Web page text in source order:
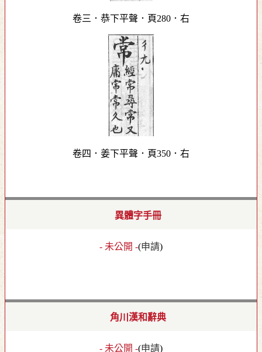
卷三．恭下平聲．頁280．右
卷四．姜下平聲．頁350．右
異體字手冊
- 未公開 -(申請)
角川漢和辭典
- 未公開 -(申請)